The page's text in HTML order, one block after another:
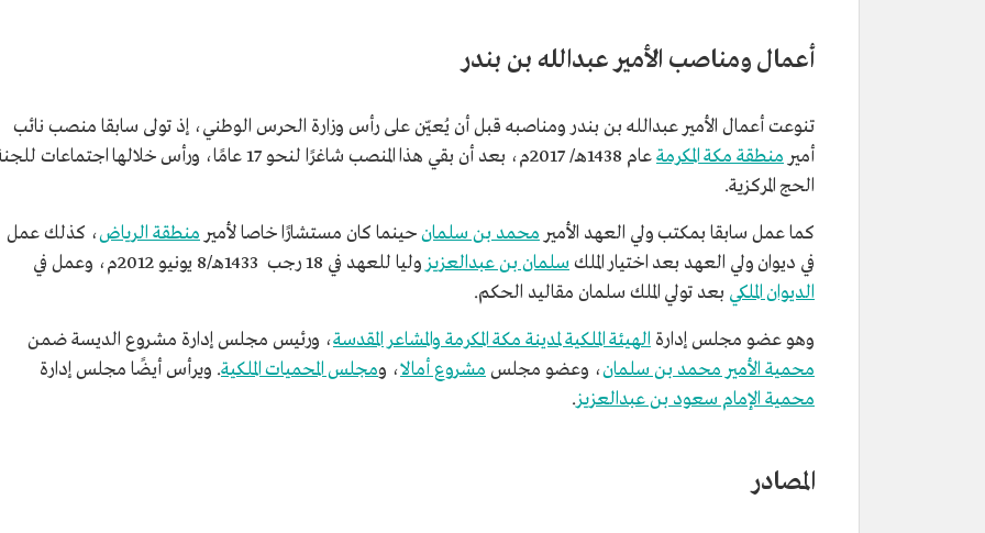
تاريخ التعيين
2018م.
أعمال ومناصب الأمير عبدالله بن بندر
تنوعت أعمال الأمير عبدالله بن بندر ومناصبه قبل أن يُعيّن على رأس وزارة الحرس الوطني، إذ تولى سابقا منصب نائب
أمير منطقة مكة المكرمة
عام 1438هـ/ 2017م، بعد أن بقي هذا المنصب شاغرًا لنحو 17 عامًا، ورأس خلالها اجتماعات
الحج المركزية.
كما عمل سابقا بمكتب ولي العهد الأمير محمد بن سلمانحينما كان مستشارًا خاصا لأمير منطقة الرياض، كذلك عمل
في ديوان ولي العهد بعد اختيار الملك سلمان بن عبدالعزيز وليا للعهد في 18 رجب 1433هـ/8 يونيو 2012م، وعمل في
الديوان الملكي بعد تولي الملك سلمان مقاليد الحكم.
وهو عضو مجلس إدارة الهيئة الملكية لمدينة مكة المكرمة والمشاعر المقدسة، ورئيس مجلس إدارة مشروع الديسة ضمن
محمية الأمير محمد بن سلمان، وعضو مجلس مشروع أمالا، ومجلس المحميات الملكية. ويرأس أيضًا مجلس إدارة
محمية الإمام سعود بن عبدالعزيز.
المصادر